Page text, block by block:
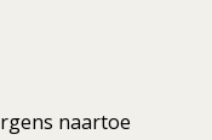
naartoe